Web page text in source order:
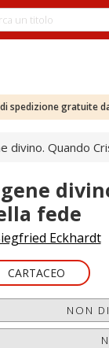
spedizione gratuite
divino. Quando
fede
Eckhardt
CARTACEO
NON